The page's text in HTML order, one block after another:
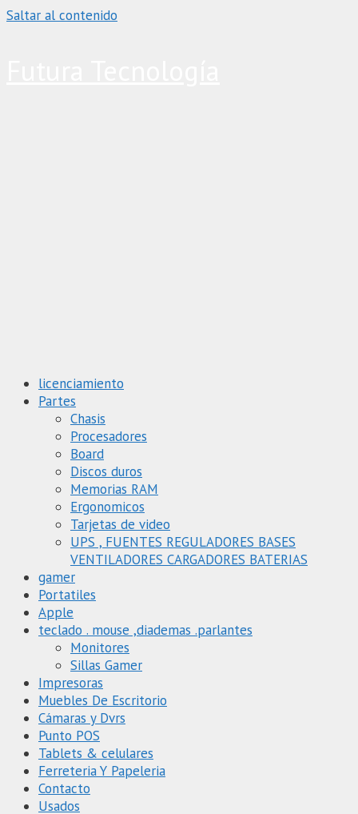
Saltar al contenido
licenciamiento
Partes
Chasis
Procesadores
Board
Discos duros
Memorias RAM
Ergonomicos
Tarjetas de video
UPS , FUENTES REGULADORES BASES
VENTILADORES CARGADORES BATERIAS
gamer
Portatiles
Apple
teclado . mouse ,diademas .parlantes
Monitores
Sillas Gamer
Impresoras
Muebles De Escritorio
Cámaras y Dvrs
Punto POS
Tablets & celulares
Ferreteria Y Papeleria
Contacto
Usados